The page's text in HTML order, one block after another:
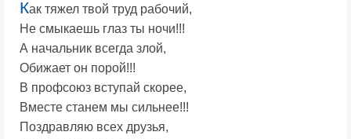
Как тяжел твой труд рабочий,
Не смыкаешь глаз ты ночи!!!
А начальник всегда злой,
Обижает он порой!!!
В профсоюз вступай скорее,
Вместе станем мы сильнее!!!
Поздравляю всех друзья,